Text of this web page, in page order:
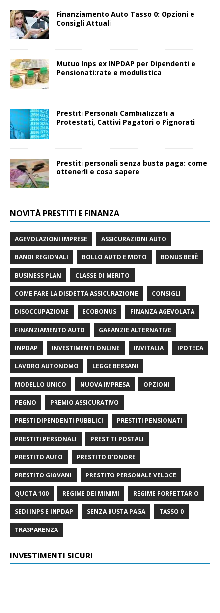
Finanziamento Auto Tasso 0: Opzioni e
Consigli Attuali
Mutuo Inps ex INPDAP per Dipendenti e
Pensionati:rate e modulistica
Prestiti Personali Cambializzati a
Protestati, Cattivi Pagatori o Pignorati
Prestiti personali senza busta paga: come
ottenerli e cosa sapere
NOVITÀ PRESTITI E FINANZA
AGEVOLAZIONI IMPRESE ASSICURAZIONI AUTO
BANDI REGIONALI BOLLO AUTO E MOTO BONUS BEBÈ
BUSINESS PLAN CLASSE DI MERITO
COME FARE LA DISDETTA ASSICURAZIONE CONSIGLI
DISOCCUPAZIONE ECOBONUS FINANZA AGEVOLATA
FINANZIAMENTO AUTO GARANZIE ALTERNATIVE
INPDAP INVESTIMENTI ONLINE INVITALIA IPOTECA
LAVORO AUTONOMO LEGGE BERSANI
MODELLO UNICO NUOVA IMPRESA OPZIONI
PEGNO PREMIO ASSICURATIVO
PRESTI DIPENDENTI PUBBLICI PRESTITI PENSIONATI
PRESTITI PERSONALI PRESTITI POSTALI
PRESTITO AUTO PRESTITO D'ONORE
PRESTITO GIOVANI PRESTITO PERSONALE VELOCE
QUOTA 100 REGIME DEI MINIMI REGIME FORFETTARIO
SEDI INPS E INPDAP SENZA BUSTA PAGA TASSO 0
TRASPARENZA
INVESTIMENTI SICURI